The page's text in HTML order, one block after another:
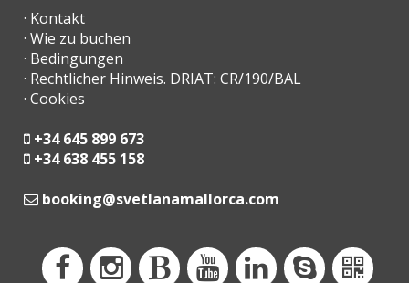
· Kontakt
· Wie zu buchen
· Bedingungen
· Rechtlicher Hinweis. DRIAT: CR/190/BAL
· Cookies
+34 645 899 673
+34 638 455 158
moc.acrollamanaltevs@gnikoob